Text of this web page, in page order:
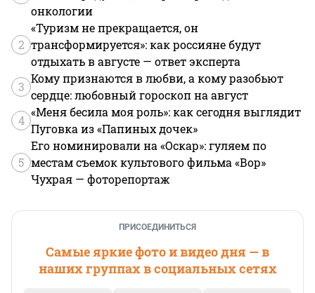
онкологии
2
«Туризм не прекращается, он
трансформируется»: как россияне будут
отдыхать в августе — ответ эксперта
3
Кому признаются в любви, а кому разобьют
сердце: любовный гороскоп на август
4
«Меня бесила моя роль»: как сегодня выглядит
Пуговка из «Папиных дочек»
5
Его номинировали на «Оскар»: гуляем по
местам съемок культового фильма «Вор»
Чухрая — фоторепортаж
ПРИСОЕДИНИТЬСЯ
Самые яркие фото и видео дня — в
наших группах в социальных сетях